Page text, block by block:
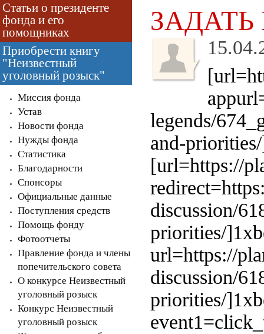
Статьи о президенте
фонда и его
помощниках
Приобрести книгу
"Неизвестный
уголовный розыск"
Миссия фонда
Устав
Новости фонда
Нужды фонда
Статистика
Благодарности
Спонсоры
Официальные данные
Поступления средств
Помощь фонду
Фотоотчеты
Правление фонда и члены
попечительского совета
О конкурсе Неизвестный
уголовный розыск
Конкурс Неизвестный
уголовный розыск
legends/
and-
[url=https://
discussion/
priorities/
url=https://
discussion/
priorities/